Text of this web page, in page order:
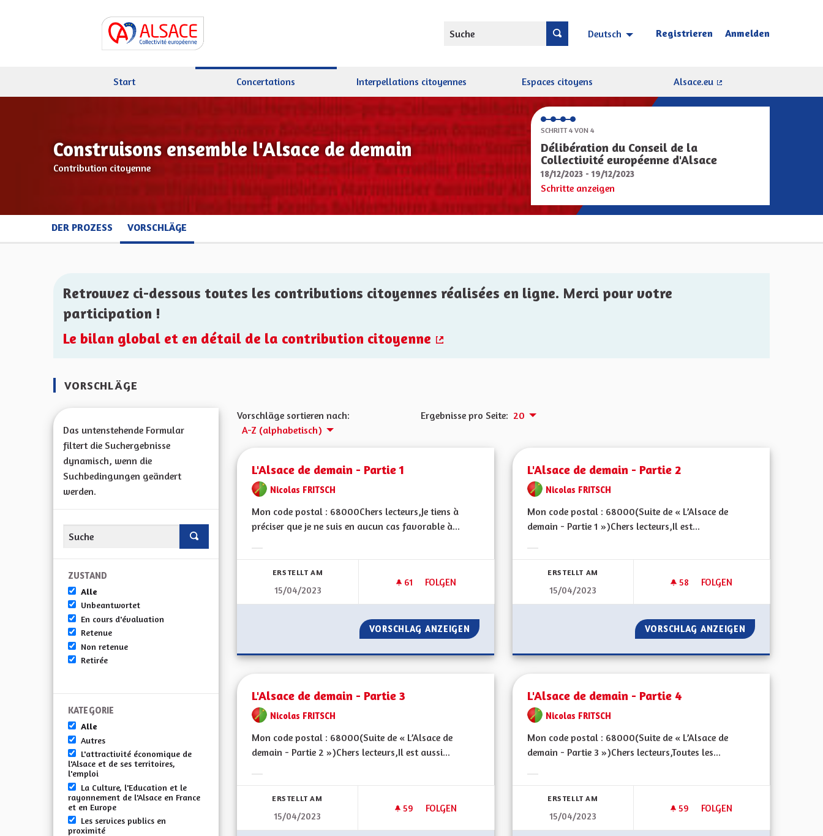
Suche Deutsch Choisir la langue Sprache wählen
Registrieren Anmelden
Start Concertations Interpellations citoyennes Espaces citoyens
Alsace.eu
Construisons ensemble l'Alsace de demain
Contribution citoyenne
SCHRITT 4 VON 4
Délibération du Conseil de la
Collectivité européenne d'Alsace
18/12/2023 - 19/12/2023
Schritte anzeigen
DER PROZESS VORSCHLÄGE
Retrouvez ci-dessous toutes les contributions citoyennes réalisées en ligne. Merci pour votre
participation !
Le bilan global et en détail de la contribution citoyenne
VORSCHLÄGE
Das untenstehende Formular
filtert die Suchergebnisse
dynamisch, wenn die
Suchbedingungen geändert
werden.
ZUSTAND
Alle
Unbeantwortet
En cours d'évaluation
Retenue
Non retenue
Retirée
KATEGORIE
Alle
Autres
L'attractivité économique de
l'Alsace et de ses territoires,
l'emploi
La Culture, l'Education et le
rayonnement de l'Alsace en France
et en Europe
Les services publics en
proximité
Vorschläge sortieren nach:
A-Z (alphabetisch)
Ergebnisse pro Seite: 20
L'Alsace de demain - Partie 1
Nicolas FRITSCH
Mon code postal : 68000Chers lecteurs,Je tiens à
préciser que je ne suis en aucun cas favorable à...
ERSTELLT AM
15/04/2023
61 61 FOLLOWER
FOLGEN
L'ALSACE DE DEMAIN - PARTIE 1
VORSCHLAG ANZEIGEN L'ALSACE DE DEMAIN - PARTIE 1
L'Alsace de demain - Partie 2
Nicolas FRITSCH
Mon code postal : 68000(Suite de « L’Alsace de
demain - Partie 1 »)Chers lecteurs,Il est...
ERSTELLT AM
15/04/2023
58 58 FOLLOWER
FOLGEN
L'ALSACE DE DEMAIN - PARTIE
VORSCHLAG ANZEIGEN L'ALSACE DE
L'Alsace de demain - Partie 3
Nicolas FRITSCH
Mon code postal : 68000(Suite de « L’Alsace de
demain - Partie 2 »)Chers lecteurs,Il est aussi...
ERSTELLT AM
15/04/2023
59 59 FOLLOWER
FOLGEN
L'ALSACE DE DEMAIN - PARTIE 3
L'Alsace de demain - Partie 4
Nicolas FRITSCH
Mon code postal : 68000(Suite de « L’Alsace de
demain - Partie 3 »)Chers lecteurs,Toutes les...
ERSTELLT AM
15/04/2023
59 59 FOLLOWER
FOLGEN
L'ALSACE DE DEMAIN -